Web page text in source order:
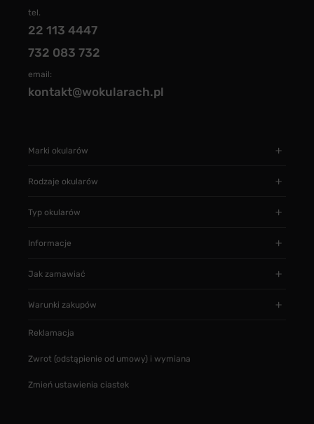
tel.
22 113 4447
732 083 732
email:
kontakt@wokularach.pl
Marki okularów
Rodzaje okularów
Typ okularów
Informacje
Jak zamawiać
Warunki zakupów
Reklamacja
Zwrot (odstąpienie od umowy) i wymiana
Zmień ustawienia ciastek